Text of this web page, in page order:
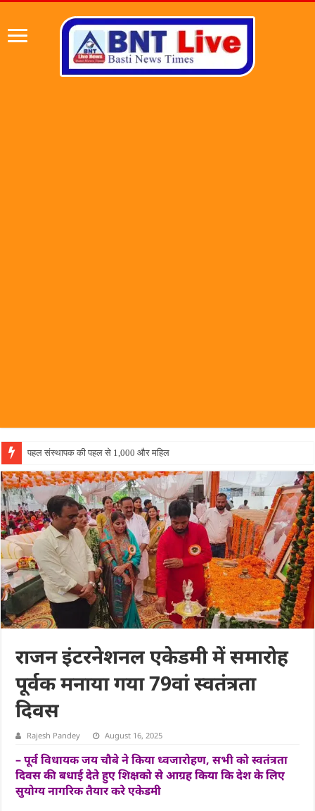
पहल संस्थापक की पहल से 1,000 और महिलाओं को मिलेगा आत्मनिर्भर बनने का अवसर, 7
राजन इंटरनेशनल एकेडमी में समारोह
पूर्वक मनाया गया 79वां स्वतंत्रता
दिवस
Rajesh Pandey August 16, 2025
– पूर्व विधायक जय चौबे ने किया ध्वजारोहण, सभी को स्वतंत्रता
दिवस की बधाई देते हुए शिक्षको से आग्रह किया कि देश के लिए
सुयोग्य नागरिक तैयार करे एकेडमी